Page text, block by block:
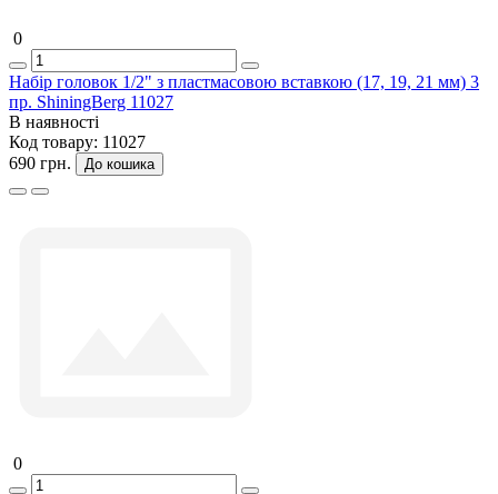
0
Набір головок 1/2" з пластмасовою вставкою (17, 19, 21 мм) 3
пр. ShiningBerg 11027
В наявності
Код товару: 11027
690 грн.
До кошика
0